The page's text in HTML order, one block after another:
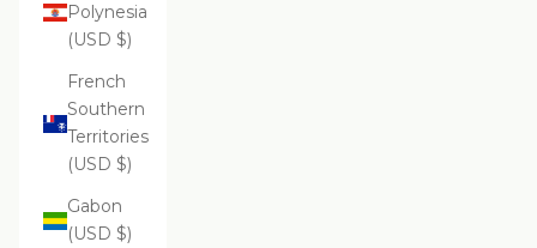
Polynesia
(USD $)
French
Southern
Territories
(USD $)
Gabon
(USD $)